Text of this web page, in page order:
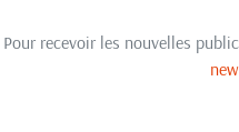
Pour recevoir les nouvelles